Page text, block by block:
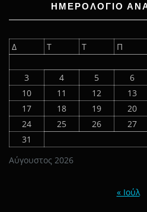
ΗΜΕΡΟΛΟΓΙΟ
Αύγουστος 2026
Δ Τ Τ Π
3
4 5 6
10
11 12 13
17
18 19 20
24
25 26 27
31
« Ιούλ